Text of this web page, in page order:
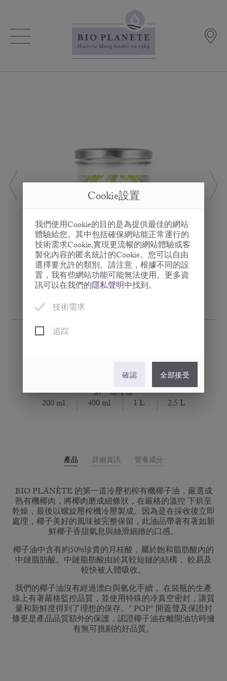
Cookie設置
我們使用Cookie的目的是為提供最佳的網站
體驗給您。其中包括確保網站能正常運行的
技術需求Cookie,實現更流暢的網站體驗或客
製化內容的匿名統計的Cookie。您可以自由
選擇要允許的類別。請注意，根據不同的設
置，我有些網站功能可能無法使用。更多資
訊可以在我們的隱私聲明中找到。
技術需求
追踪
確認 全部接受
初榨椰子油
· 第一道冷壓 ·
200 ml
400 ml 1 L 2.5 L
產品 詳細資訊 營養成分
BIO PLANÈTE 的第一道冷壓初榨有機椰子油，嚴選成
熟有機椰肉，將椰肉磨成細條狀，在嚴格的溫控 下烘至
乾燥，最後以螺旋壓榨機冷壓製成。因為是在採收後立即
處理，椰子美好的風味被完整保留，此油品帶著有著如新
鮮椰子香甜氣息與絲滑細緻的口感。
椰子油中含有約50%珍貴的月桂酸，屬於飽和脂肪酸內的
中鏈脂肪酸。中鏈脂肪酸由於其較短鏈的結構， 較易及
較快被人體吸收。
我們的椰子油沒有經過漂白與氫化手續， 在裝瓶的生產
線上有著嚴格監控品質，並使用特殊的冷真空密封，讓質
量和新鮮度得到了理想的保存。" POP" 開蓋聲及保證封
條更是產品品質額外的保護，認證椰子油在離開油坊時擁
有無可挑剔的好品質。